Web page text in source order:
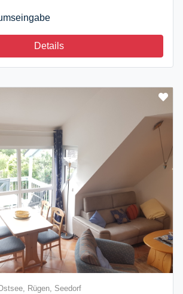
Details
Rügen, Seedorf